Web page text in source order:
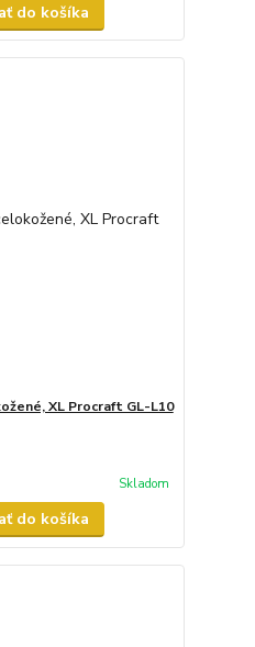
do košíka
XL Procraft GL-L10
Skladom
do košíka